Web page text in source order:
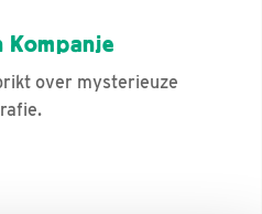
Kompanje
over mysterieuze